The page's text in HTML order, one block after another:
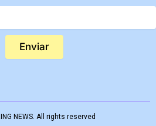
Enviar
NEWS. All rights reserved